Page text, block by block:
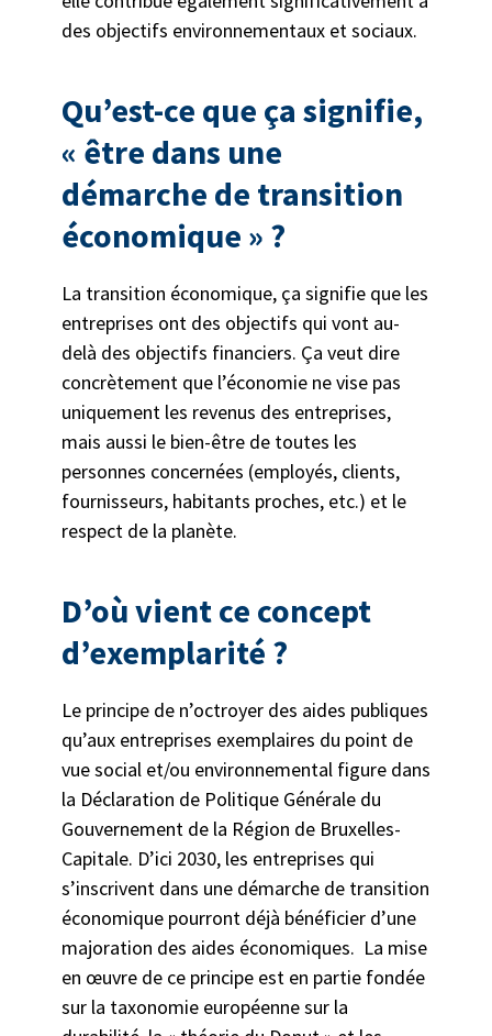
des objectifs environnementaux et sociaux.
Qu’est-ce que ça signifie,
« être dans une
démarche de transition
économique » ?
La transition économique, ça signifie que les
entreprises ont des objectifs qui vont au-
delà des objectifs financiers. Ça veut dire
concrètement que l’économie ne vise pas
uniquement les revenus des entreprises,
mais aussi le bien-être de toutes les
personnes concernées (employés, clients,
fournisseurs, habitants proches, etc.) et le
respect de la planète.
D’où vient ce concept
d’exemplarité ?
Le principe de n’octroyer des aides publiques
qu’aux entreprises exemplaires du point de
vue social et/ou environnemental figure dans
la Déclaration de Politique Générale du
Gouvernement de la Région de Bruxelles-
Capitale. D’ici 2030, les entreprises qui
s’inscrivent dans une démarche de transition
économique pourront déjà bénéficier d’une
majoration des aides économiques. La mise
en œuvre de ce principe est en partie fondée
sur la taxonomie européenne sur la